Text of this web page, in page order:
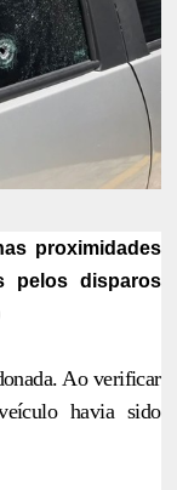
proximidades
pelos disparos
Ao verificar
havia sido